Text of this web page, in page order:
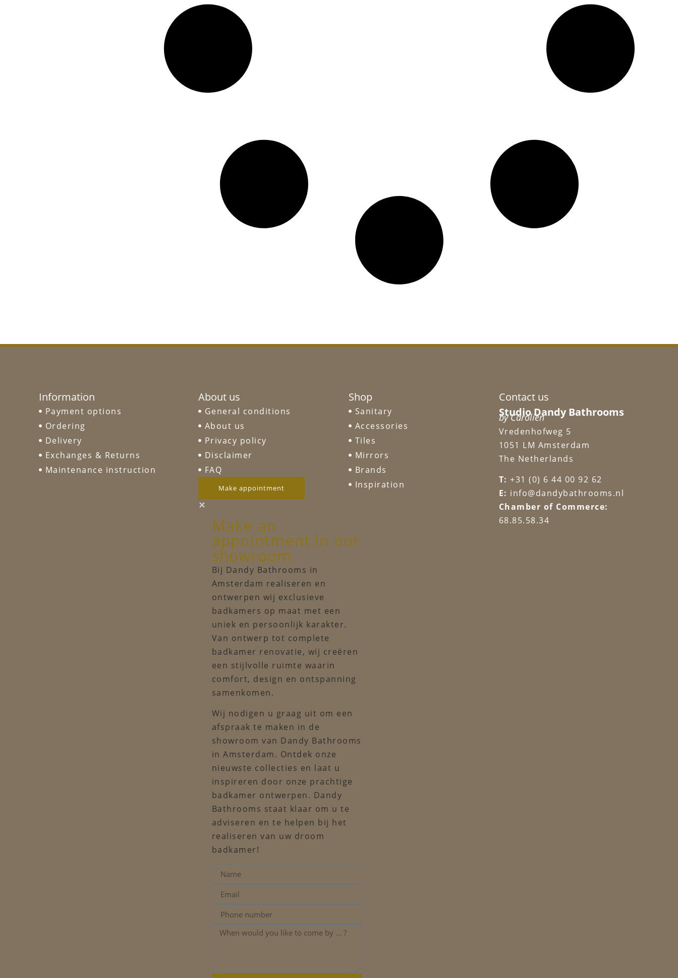
Information
Payment options
Ordering
Delivery
Exchanges & Returns
Maintenance instruction
About us
General conditions
About us
Privacy policy
Disclaimer
FAQ
Make appointment
Make an
appointment in our
showroom
Bij Dandy Bathrooms in
Amsterdam realiseren en
ontwerpen wij exclusieve
badkamers op maat met een
uniek en persoonlijk karakter.
Van ontwerp tot complete
badkamer renovatie, wij creëren
een stijlvolle ruimte waarin
comfort, design en ontspanning
samenkomen.
Wij nodigen u graag uit om een
afspraak te maken in de
showroom van Dandy Bathrooms
in Amsterdam. Ontdek onze
nieuwste collecties en laat u
inspireren door onze prachtige
badkamer ontwerpen. Dandy
Bathrooms staat klaar om u te
adviseren en te helpen bij het
realiseren van uw droom
badkamer!
Shop
Sanitary
Accessories
Tiles
Mirrors
Brands
Inspiration
Contact us
Studio Dandy Bathrooms
by Carolien
Vredenhofweg 5
1051 LM Amsterdam
The Netherlands
T: +31 (0) 6 44 00 92 62
E: info@dandybathrooms.nl
Chamber of Commerce:
68.85.58.34